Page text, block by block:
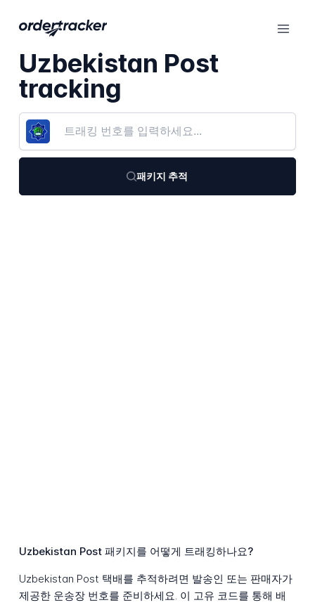
Uzbekistan Post
tracking
패키지 추적
Uzbekistan Post 패키지를 어떻게 트래킹하나요?
Uzbekistan Post 택배를 추적하려면 발송인 또는 판매자가
제공한 운송장 번호를 준비하세요. 이 고유 코드를 통해 배